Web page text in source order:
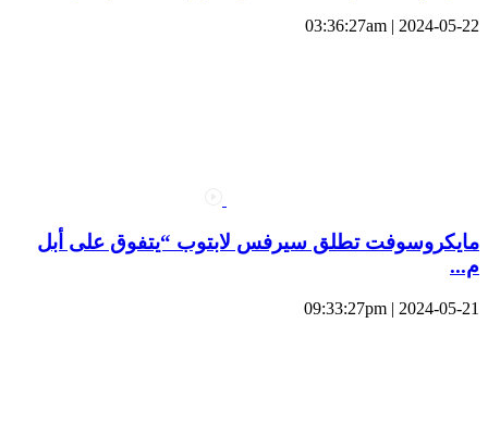
2024-05-22 | 03:36:27am
مايكروسوفت تطلق سيرفس لابتوب “يتفوق على أبل
م...
2024-05-21 | 09:33:27pm